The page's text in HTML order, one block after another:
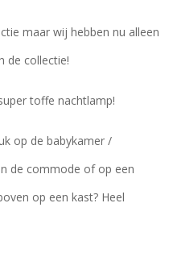
maar wij hebben nu alleen
de collectie!
toffe nachtlamp!
op de babykamer /
de commode of op een
op een kast? Heel